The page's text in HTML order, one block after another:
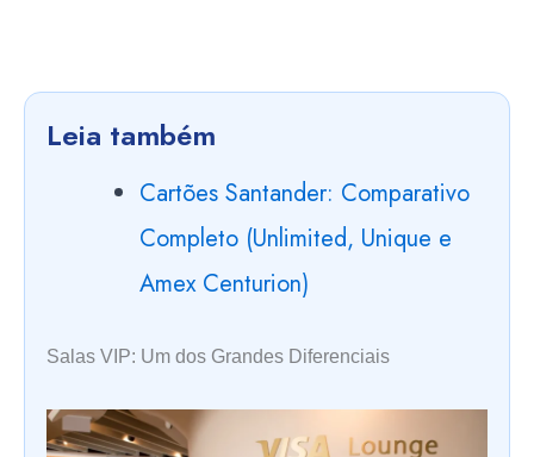
Leia também
Cartões Santander: Comparativo
Completo (Unlimited, Unique e
Amex Centurion)
Salas VIP: Um dos Grandes Diferenciais